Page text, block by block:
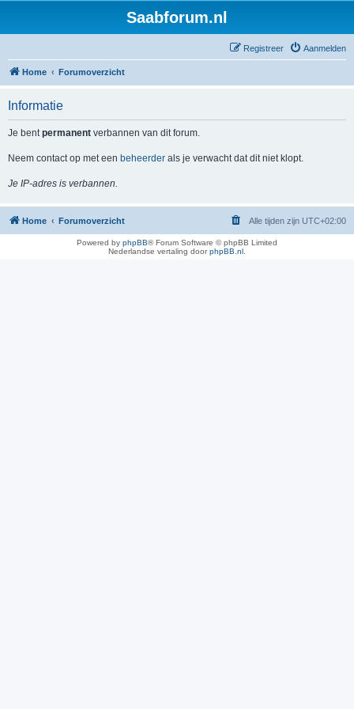
Saabforum.nl
Aanmelden
Registreer
Home Forumoverzicht
Informatie
Je bentpermanent verbannen van dit forum.
Neem contact op met een beheerder als je verwacht dat dit niet klopt.
Je IP-adres is verbannen.
Home Forumoverzicht Alle tijden zijn UTC+02:00
Powered by phpBB® Forum Software © phpBB Limited
Nederlandse vertaling doorphpBB.nl